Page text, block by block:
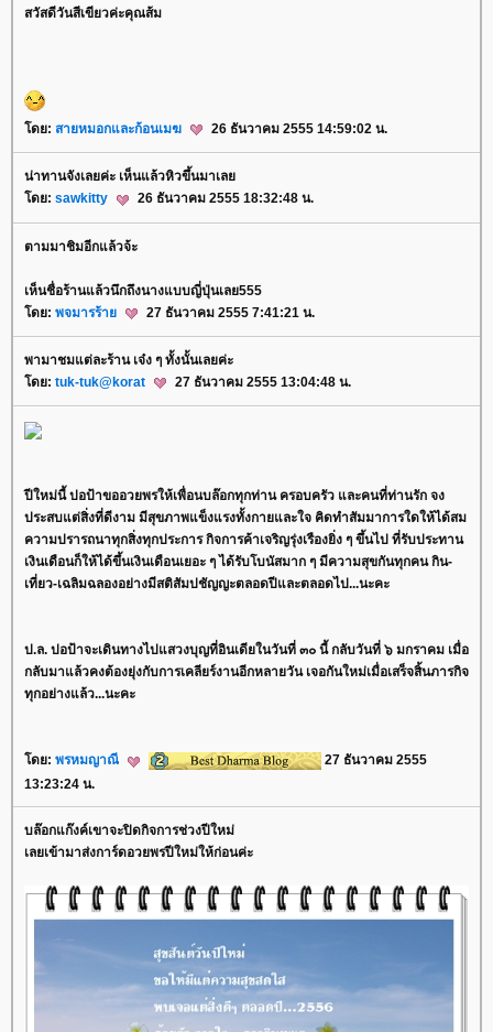
สวัสดีวันสีเขียวค่ะคุณส้ม
ดย: สายหมอกและก้อนเมฆ 26 ธันวาคม 2555 14:59:02 น.
น่าทานจังเลยค่ะ เห็นแล้วหิวขึ้นมาเล
ดย: sawkitty 26 ธันวาคม 2555 18:32:48 น.
ตามมาชิมอีกแล้วจ้ะ
เห็นชื่อร้านแล้วนึกถึงนางแบบญี่ปุ่นเลย555
ดย: พจมารร้า 27 ธันวาคม 2555 7:41:21 น.
พามาชมแต่ละร้าน เจ๋ง ๆ ทั้งนั้นเลยค่ะ
ดย: tuk-tuk@korat 27 ธันวาคม 2555 13:04:48 น.
ปีใหม่นี้ ปอป้าขออวยพรให้เพื่อนบล๊อกทุกท่าน ครอบครัว และคนที่ท่านรัก จง
ประสบแต่สิ่งที่ดีงาม มีสุขภาพแข็งแรงทั้งกายและใจ คิดทำสัมมาการใดให้ได้สม
ความปรารถนาทุกสิ่งทุกประการ กิจการค้าเจริญรุ่งเรืองยิ่ง ๆ ขึ้นไป ที่รับประทาน
เงินเดือนก็ให้ได้ขึ้นเงินเดือนเยอะ ๆ ได้รับโบนัสมาก ๆ มีความสุขกันทุกคน กิน-
เที่ยว-เฉลิมฉลองอย่างมีสติสัมปชัญญะตลอดปีและตลอดไป...นะคะ
ป.ล. ปอป้าจะเดินทางไปแสวงบุญที่อินเดียในวันที่ ๓๐ นี้ กลับวันที่ ๖ มกราคม เมื่อ
กลับมาแล้วคงต้องยุ่งกับการเคลียร์งานอีกหลายวัน เจอกันใหม่เมื่อเสร็จสิ้นภารกิจ
ทุกอย่างแล้ว...นะคะ
ดย: พรหมญาณี
27 ธันวาคม 2555
13:23:24 น.
บล๊อกแก๊งค์เขาจะปิดกิจการช่วงปีใหม่
เลยเข้ามาส่งการ์ดอวยพรปีใหม่ให้ก่อนค่ะ